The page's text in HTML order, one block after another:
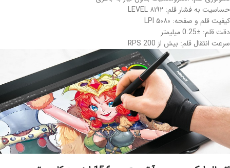
حساسیت به فشار قلم: ۸۱۹۲ LEVEL
کیفیت قلم و صفحه: ۵۰۸۰ LPI
دقت قلم: ±0.25 میلیمتر
سرعت انتقال قلم: بیش از 200 RPS